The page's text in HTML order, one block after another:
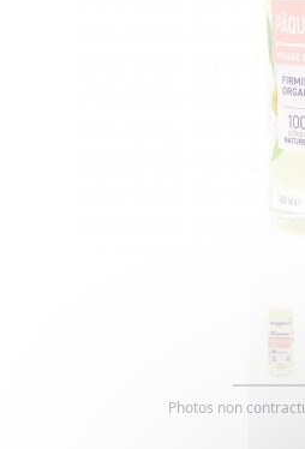
Photos non